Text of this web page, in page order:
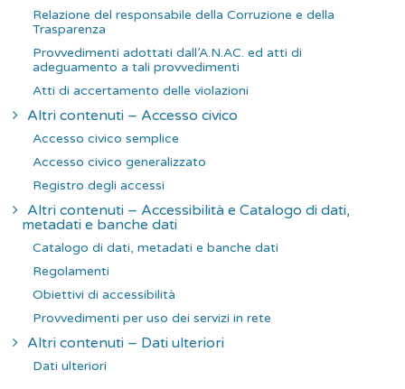
Relazione del responsabile della Corruzione e della
Trasparenza
Provvedimenti adottati dall’A.N.AC. ed atti di
adeguamento a tali provvedimenti
Atti di accertamento delle violazioni
Altri contenuti – Accesso civico
Accesso civico semplice
Accesso civico generalizzato
Registro degli accessi
Altri contenuti – Accessibilità e Catalogo di dati,
metadati e banche dati
Catalogo di dati, metadati e banche dati
Regolamenti
Obiettivi di accessibilità
Provvedimenti per uso dei servizi in rete
Altri contenuti – Dati ulteriori
Dati ulteriori